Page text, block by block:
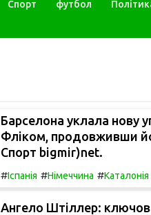
Спорт футбол
Барселона уклала нову
Фліком, продовживши
Спорт bigmir)net.
#Іспанія #Німеччина #Каталонія
Ангело Штіллер: